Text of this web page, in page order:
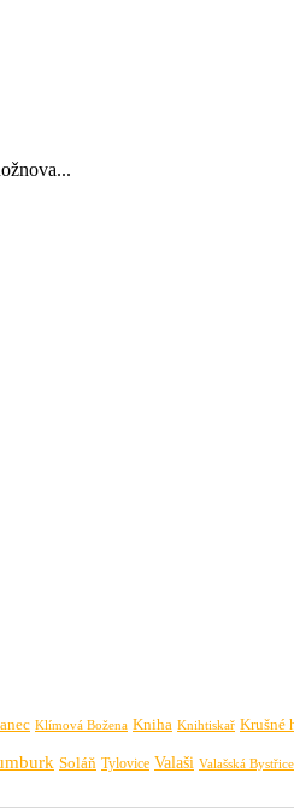
Klímová Božena Kniha Knihtiskař Krušné
Soláň Tylovice Valaši Valašská Bystřice